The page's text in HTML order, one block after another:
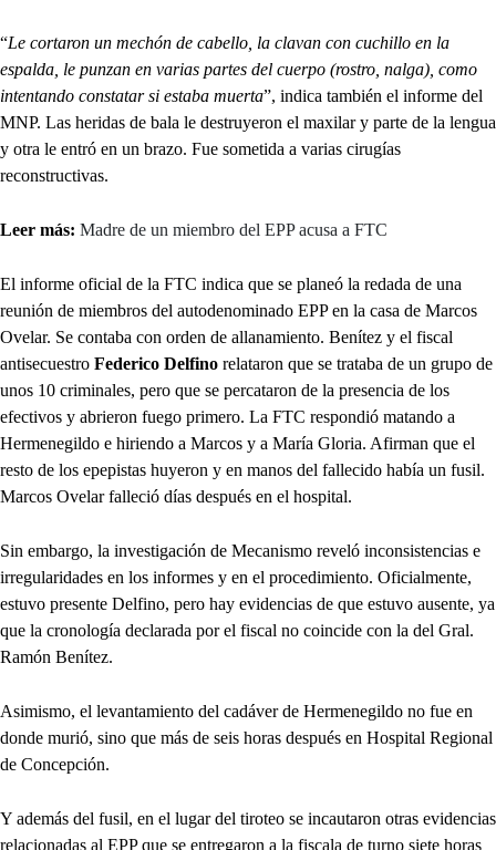
“Le cortaron un mechón de cabello, la clavan con cuchillo en la
espalda, le punzan en varias partes del cuerpo (rostro, nalga), como
intentando constatar si estaba muerta”, indica también el informe del
MNP. Las heridas de bala le destruyeron el maxilar y parte de la lengua
y otra le entró en un brazo. Fue sometida a varias cirugías
reconstructivas.
Leer más: Madre de un miembro del EPP acusa a FTC
El informe oficial de la FTC indica que se planeó la redada de una
reunión de miembros del autodenominado EPP en la casa de Marcos
Ovelar. Se contaba con orden de allanamiento. Benítez y el fiscal
antisecuestro Federico Delfino relataron que se trataba de un grupo de
unos 10 criminales, pero que se percataron de la presencia de los
efectivos y abrieron fuego primero. La FTC respondió matando a
Hermenegildo e hiriendo a Marcos y a María Gloria. Afirman que el
resto de los epepistas huyeron y en manos del fallecido había un fusil.
Marcos Ovelar falleció días después en el hospital.
Sin embargo, la investigación de Mecanismo reveló inconsistencias e
irregularidades en los informes y en el procedimiento. Oficialmente,
estuvo presente Delfino, pero hay evidencias de que estuvo ausente, ya
que la cronología declarada por el fiscal no coincide con la del Gral.
Ramón Benítez.
Asimismo, el levantamiento del cadáver de Hermenegildo no fue en
donde murió, sino que más de seis horas después en Hospital Regional
de Concepción.
Y además del fusil, en el lugar del tiroteo se incautaron otras evidencias
relacionadas al EPP que se entregaron a la fiscala de turno siete horas